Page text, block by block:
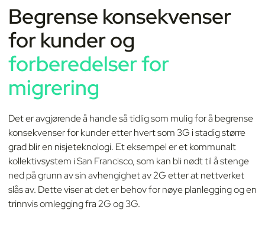
Begrense konsekvenser
for kunder og
forberedelser for
migrering
Det er avgjørende å handle så tidlig som mulig for å begrense
konsekvenser for kunder etter hvert som 3G i stadig større
grad blir en nisjeteknologi. Et eksempel er et kommunalt
kollektivsystem i San Francisco, som kan bli nødt til å stenge
ned på grunn av sin avhengighet av 2G etter at nettverket
slås av. Dette viser at det er behov for nøye planlegging og en
trinnvis omlegging fra 2G og 3G.